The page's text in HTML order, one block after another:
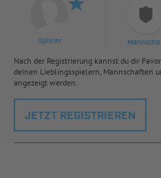
Spieler
Nach der Registrierung kannst du dir
deinen Lieblingsspielern, Mannschaften
angezeigt werden.
JETZT REGISTRIEREN